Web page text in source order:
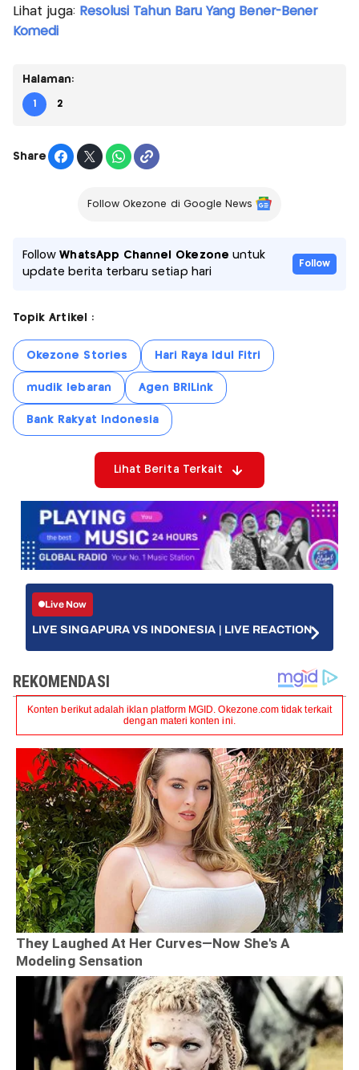
Lihat juga: Resolusi Tahun Baru Yang Bener-Bener
Komedi
Halaman:
1 2
Share
Follow Okezone di Google News
FollowWhatsApp Channel Okezone untuk
update berita terbaru setiap hari
Follow
Topik Artikel :
Okezone Stories Hari Raya Idul Fitri
mudik lebaran Agen BRILink
Bank Rakyat Indonesia
Lihat Berita Terkait
Live Now
LIVE SINGAPURA VS INDONESIA | LIVE REACTION